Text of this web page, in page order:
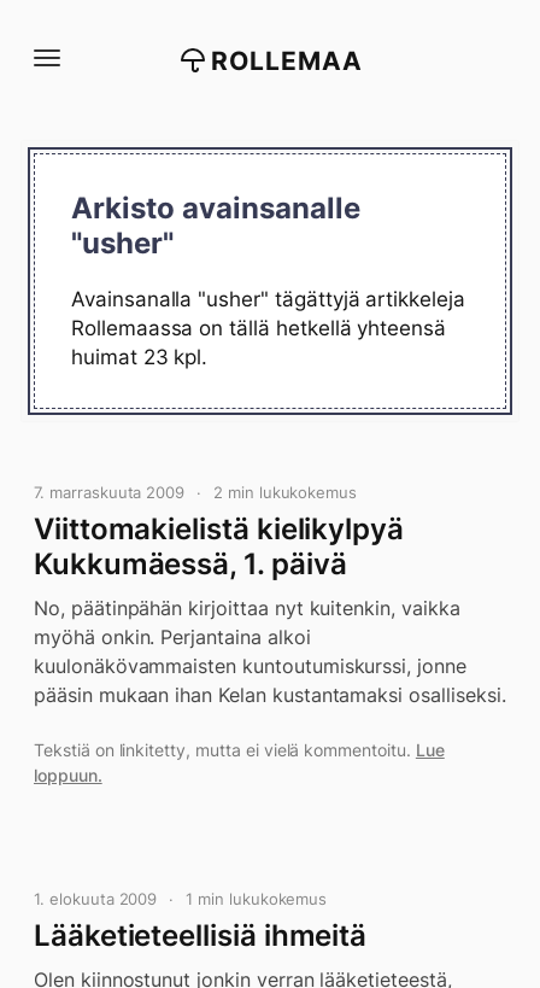
suoraan
ROLLEMAA
Arkisto avainsanalle
"usher"
Avainsanalla "usher" tägättyjä artikkeleja
Rollemaassa on tällä hetkellä yhteensä
huimat 23 kpl.
7. marraskuuta 2009 2 min lukukokemus
Viittomakielistä kielikylpyä
Kukkumäessä, 1. päivä
No, päätinpähän kirjoittaa nyt kuitenkin, vaikka
myöhä onkin. Perjantaina alkoi
kuulonäkövammaisten kuntoutumiskurssi, jonne
pääsin mukaan ihan Kelan kustantamaksi osalliseksi.
Tekstiä on linkitetty, mutta ei vielä kommentoitu. Lue
loppuun.
1. elokuuta 2009 1 min lukukokemus
Lääketieteellisiä ihmeitä
Olen kiinnostunut jonkin verran lääketieteestä,